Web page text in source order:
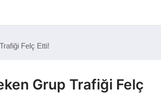
Felç Etti!
Grup Trafiği Felç